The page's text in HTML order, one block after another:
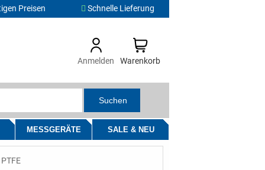
Preisen Schnelle Lieferung
Anmelden Warenkorb
Suchen
MESSGERÄTE SALE & NEU